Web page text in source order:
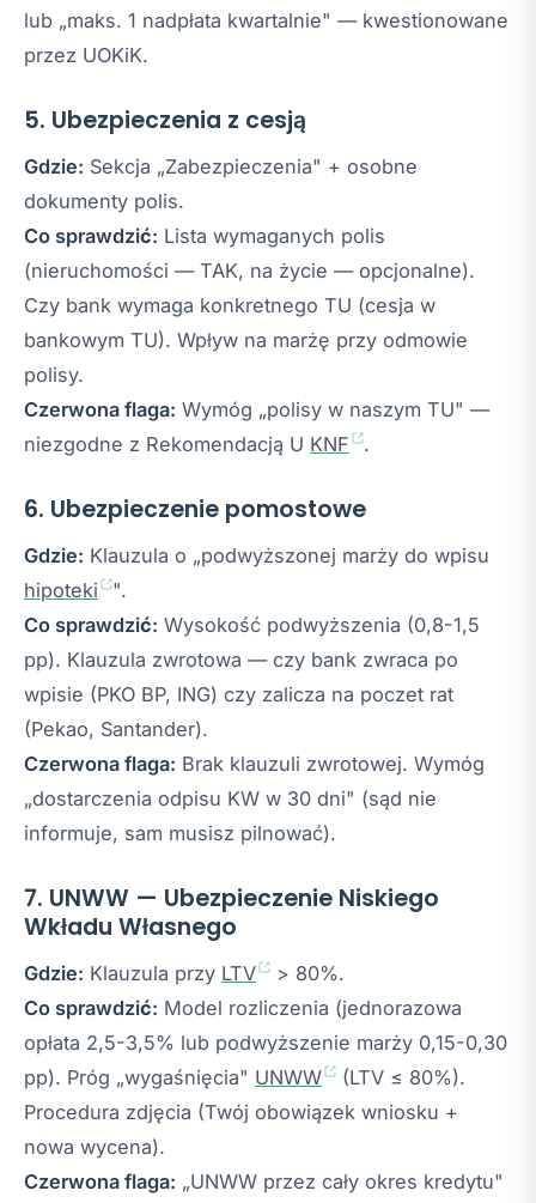
lub „maks. 1 nadpłata kwartalnie" — kwestionowane
przez UOKiK.
5. Ubezpieczenia z cesją
Gdzie: Sekcja „Zabezpieczenia" + osobne
dokumenty polis.
Co sprawdzić: Lista wymaganych polis
(nieruchomości — TAK, na życie — opcjonalne).
Czy bank wymaga konkretnego TU (cesja w
bankowym TU). Wpływ na marżę przy odmowie
polisy.
Czerwona flaga: Wymóg „polisy w naszym TU" —
niezgodne z Rekomendacją U KNF .
6. Ubezpieczenie pomostowe
Gdzie: Klauzula o „podwyższonej marży do wpisu
hipoteki
".
Co sprawdzić: Wysokość podwyższenia (0,8-1,5
pp). Klauzula zwrotowa — czy bank zwraca po
wpisie (PKO BP, ING) czy zalicza na poczet rat
(Pekao, Santander).
Czerwona flaga: Brak klauzuli zwrotowej. Wymóg
„dostarczenia odpisu KW w 30 dni" (sąd nie
informuje, sam musisz pilnować).
7. UNWW — Ubezpieczenie Niskiego
Wkładu Własnego
Gdzie: Klauzula przy LTV
> 80%.
Co sprawdzić: Model rozliczenia (jednorazowa
opłata 2,5-3,5% lub podwyższenie marży 0,15-0,30
pp). Próg „wygaśnięcia" UNWW
(LTV ≤ 80%).
Procedura zdjęcia (Twój obowiązek wniosku +
nowa wycena).
Czerwona flaga: „UNWW przez cały okres kredytu"